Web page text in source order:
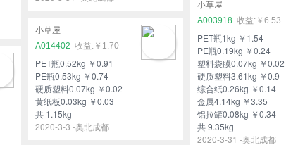
小草屋
A003918
￥6.53
PET瓶1kg ￥1.54
PE瓶0.19kg ￥0.24
塑料袋膜0.07kg ￥0.02
硬质塑料3.61kg ￥0.9
综合纸0.26kg ￥0.14
金属4.14kg ￥3.35
铝拉罐0.08kg ￥0.34
共 9.35kg
2020-3-31 -奥北成都
小草屋
A014402
￥1.70
PET瓶0.52kg ￥0.91
PE瓶0.53kg ￥0.74
硬质塑料0.07kg ￥0.02
黄纸板0.03kg ￥0.03
共 1.15kg
2020-3-3 -奥北成都